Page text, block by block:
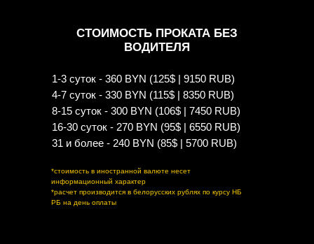
СТОИМОСТЬ ПРОКАТА БЕЗ
ВОДИТЕЛЯ
1-3 суток - 360 BYN (125$ | 9150 RUB)
4-7 суток - 330 BYN (115$ | 8350 RUB)
8-15 суток - 300 BYN (106$ | 7450 RUB)
16-30 суток - 270 BYN (95$ | 6550 RUB)
31 и более - 240 BYN (85$ | 5700 RUB)
*стоимость в иностранной валюте несет
информационный характер
*расчет производится в белорусских рублях по курсу НБ
РБ на день оплаты